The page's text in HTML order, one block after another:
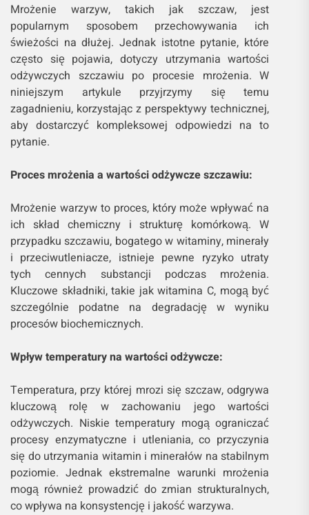
Mrożenie warzyw, takich jak szczaw, jest
popularnym sposobem przechowywania ich
świeżości na dłużej. Jednak istotne pytanie, które
często się pojawia, dotyczy utrzymania wartości
odżywczych szczawiu po procesie mrożenia. W
niniejszym artykule przyjrzymy się temu
zagadnieniu, korzystając z perspektywy technicznej,
aby dostarczyć kompleksowej odpowiedzi na to
pytanie.
Proces mrożenia a wartości odżywcze szczawiu:
Mrożenie warzyw to proces, który może wpływać na
ich skład chemiczny i strukturę komórkową. W
przypadku szczawiu, bogatego w witaminy, minerały
i przeciwutleniacze, istnieje pewne ryzyko utraty
tych cennych substancji podczas mrożenia.
Kluczowe składniki, takie jak witamina C, mogą być
szczególnie podatne na degradację w wyniku
procesów biochemicznych.
Wpływ temperatury na wartości odżywcze:
Temperatura, przy której mrozi się szczaw, odgrywa
kluczową rolę w zachowaniu jego wartości
odżywczych. Niskie temperatury mogą ograniczać
procesy enzymatyczne i utleniania, co przyczynia
się do utrzymania witamin i minerałów na stabilnym
poziomie. Jednak ekstremalne warunki mrożenia
mogą również prowadzić do zmian strukturalnych,
co wpływa na konsystencję i jakość warzywa.